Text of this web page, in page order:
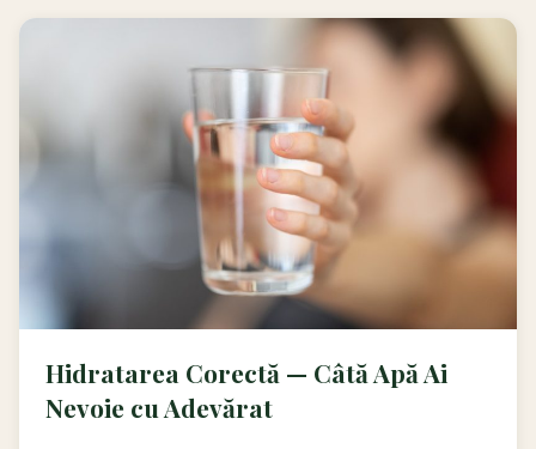
Hidratarea Corectă — Câtă Apă Ai
Nevoie cu Adevărat